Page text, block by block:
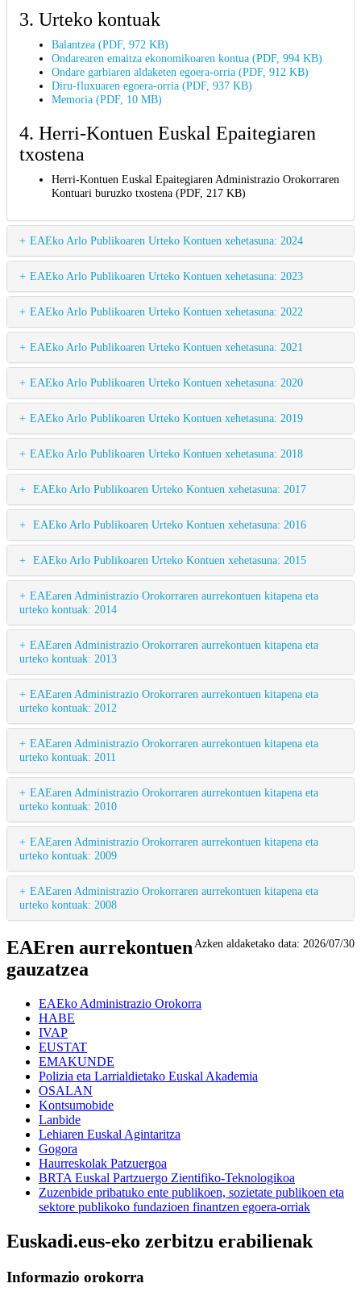
3. Urteko kontuak
Balantzea (PDF, 972 KB)
Ondarearen emaitza ekonomikoaren kontua (PDF, 994 KB)
Ondare garbiaren aldaketen egoera-orria (PDF, 912 KB)
Diru-fluxuaren egoera-orria (PDF, 937 KB)
Memoria (PDF, 10 MB)
4. Herri-Kontuen Euskal Epaitegiaren
txostena
Herri-Kontuen Euskal Epaitegiaren Administrazio Orokorraren
Kontuari buruzko txostena (PDF, 217 KB)
EAEko Arlo Publikoaren Urteko Kontuen xehetasuna: 2024
EAEko Arlo Publikoaren Urteko Kontuen xehetasuna: 2023
EAEko Arlo Publikoaren Urteko Kontuen xehetasuna: 2022
EAEko Arlo Publikoaren Urteko Kontuen xehetasuna: 2021
EAEko Arlo Publikoaren Urteko Kontuen xehetasuna: 2020
EAEko Arlo Publikoaren Urteko Kontuen xehetasuna: 2019
EAEko Arlo Publikoaren Urteko Kontuen xehetasuna: 2018
EAEko Arlo Publikoaren Urteko Kontuen xehetasuna: 2017
EAEko Arlo Publikoaren Urteko Kontuen xehetasuna: 2016
EAEko Arlo Publikoaren Urteko Kontuen xehetasuna: 2015
EAEaren Administrazio Orokorraren aurrekontuen kitapena eta
urteko kontuak: 2014
EAEaren Administrazio Orokorraren aurrekontuen kitapena eta
urteko kontuak: 2013
EAEaren Administrazio Orokorraren aurrekontuen kitapena eta
urteko kontuak: 2012
EAEaren Administrazio Orokorraren aurrekontuen kitapena eta
urteko kontuak: 2011
EAEaren Administrazio Orokorraren aurrekontuen kitapena eta
urteko kontuak: 2010
EAEaren Administrazio Orokorraren aurrekontuen kitapena eta
urteko kontuak: 2009
EAEaren Administrazio Orokorraren aurrekontuen kitapena eta
urteko kontuak: 2008
Azken aldaketako data: 2026/07/30
EAEren aurrekontuen
gauzatzea
EAEko Administrazio Orokorra
HABE
IVAP
EUSTAT
EMAKUNDE
Polizia eta Larrialdietako Euskal Akademia
OSALAN
Kontsumobide
Lanbide
Lehiaren Euskal Agintaritza
Gogora
Haurreskolak Patzuergoa
BRTA Euskal Partzuergo Zientifiko-Teknologikoa
Zuzenbide pribatuko ente publikoen, sozietate publikoen eta
sektore publikoko fundazioen finantzen egoera-orriak
Euskadi.eus-eko zerbitzu erabilienak
Informazio orokorra